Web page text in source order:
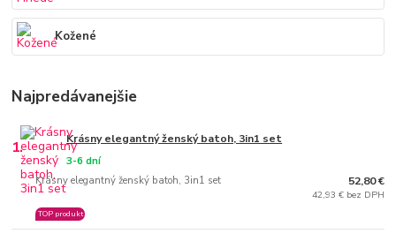
Kožené
Najpredávanejšie
1. Krásny elegantný ženský batoh, 3in1 set
Krásny elegantný ženský batoh, 3in1 set
3-6 dní
TOP produkt
52,80 €
42,93 € bez DPH